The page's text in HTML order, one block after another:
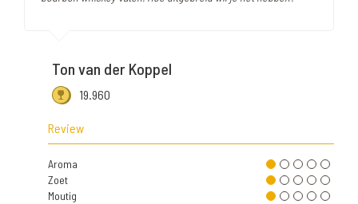
Ton van der Koppel
19.960
Review
Aroma
Zoet
Moutig